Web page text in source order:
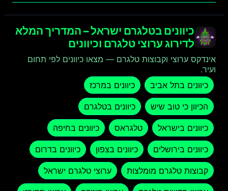
כיוונים בטלגרם ישראל – המדריך המלא
לדירוג ערוצי טלגרם וכיוונים
אינדקס ערוצי וקבוצות טלגרם — מצאו כיוונים לפי תחום
ועיר.
כיוונים בתל אביב
כיוונים במרכז
הכיוון כי טוב שיש כיוונים בטלגרם
כיוונים בישראל טלגראס כיוונים בחיפה
כיוונים בירושלים כיוונים בצפון כיוונים בדרום
קבוצות טלגרם מומלצות ערוצי טלגרם ישראל